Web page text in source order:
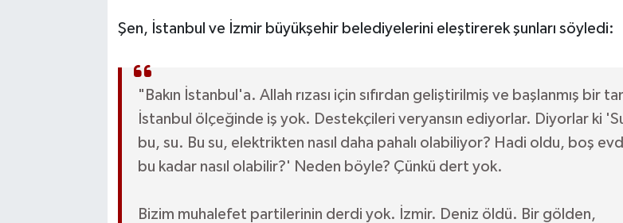
Şen, İstanbul ve İzmir büyükşehir belediyelerini eleştirerek şunları söyledi:
"Bakın İstanbul'a. Allah rızası için sıfırdan geliştirilmiş ve başlanmış bir
İstanbul ölçeğinde iş yok. Destekçileri veryansın ediyorlar. Diyorlar ki
bu, su. Bu su, elektrikten nasıl daha pahalı olabiliyor? Hadi oldu, boş
bu kadar nasıl olabilir?' Neden böyle? Çünkü dert yok.
Bizim muhalefet partilerinin derdi yok. İzmir. Deniz öldü. Bir gölden,